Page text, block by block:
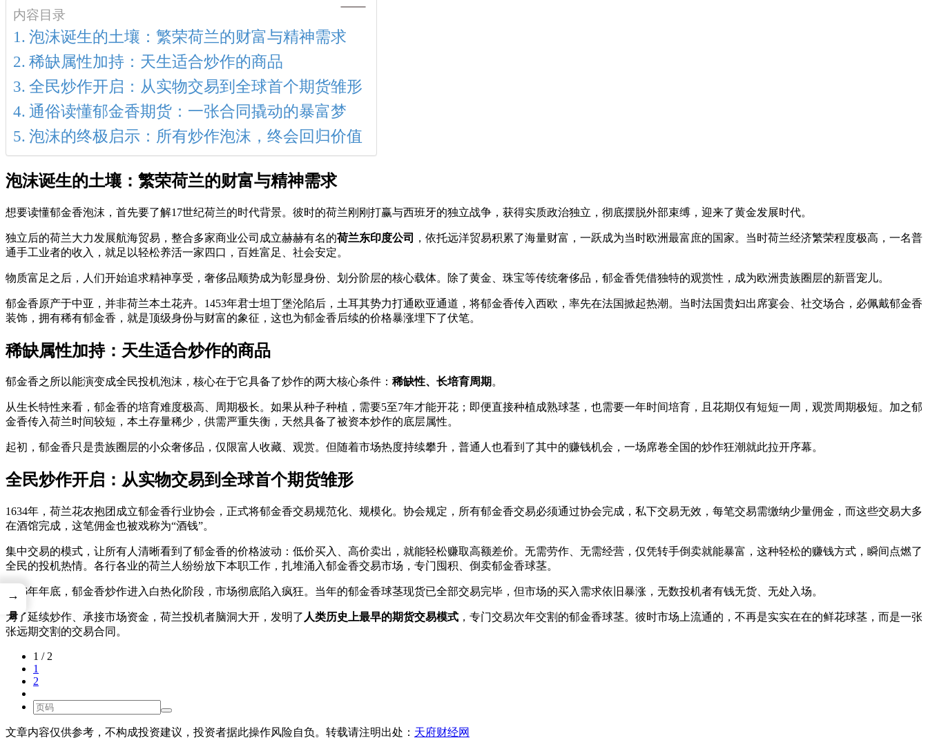
内容目录
泡沫诞生的土壤：繁荣荷兰的财富与精神需求
稀缺属性加持：天生适合炒作的商品
全民炒作开启：从实物交易到全球首个期货雏形
通俗读懂郁金香期货：一张合同撬动的暴富梦
泡沫的终极启示：所有炒作泡沫，终会回归价值
泡沫诞生的土壤：繁荣荷兰的财富与精神需求
想要读懂郁金香泡沫，首先要了解17世纪荷兰的时代背景。彼时的荷兰刚刚打赢与西班牙的独立战争，获得实质政治独立，彻底摆脱外部束缚，迎来了黄金发展时代。
独立后的荷兰大力发展航海贸易，整合多家商业公司成立赫赫有名的荷兰东印度公司
，依托远洋贸易积累了海量财富，一跃成为当时欧洲最富庶的国家。当时荷兰经济繁荣程度极高，一名普
通手工业者的收入，就足以轻松养活一家四口，百姓富足、社会安定。
物质富足之后，人们开始追求精神享受，奢侈品顺势成为彰显身份、划分阶层的核心载体。除了黄金、珠宝等传统奢侈品，郁金香凭借独特的观赏性，成为欧洲贵族圈层的新晋宠儿。
郁金香原产于中亚，并非荷兰本土花卉。1453年君士坦丁堡沦陷后，土耳其势力打通欧亚通道，将郁金香传入西欧，率先在法国掀起热潮。当时法国贵妇出席宴会、社交场合，必佩戴郁金香
装饰，拥有稀有郁金香，就是顶级身份与财富的象征，这也为郁金香后续的价格暴涨埋下了伏笔。
稀缺属性加持：天生适合炒作的商品
郁金香之所以能演变成全民投机泡沫，核心在于它具备了炒作的两大核心条件： 稀缺性、长培育周期。
从生长特性来看，郁金香的培育难度极高、周期极长。如果从种子种植，需要5至7年才能开花；即便直接种植成熟球茎，也需要一年时间培育，且花期仅有短短一周，观赏周期极短。加之郁
金香传入荷兰时间较短，本土存量稀少，供需严重失衡，天然具备了被资本炒作的底层属性。
起初，郁金香只是贵族圈层的小众奢侈品，仅限富人收藏、观赏。但随着市场热度持续攀升，普通人也看到了其中的赚钱机会，一场席卷全国的炒作狂潮就此拉开序幕。
全民炒作开启：从实物交易到全球首个期货雏形
1634年，荷兰花农抱团成立郁金香行业协会，正式将郁金香交易规范化、规模化。协会规定，所有郁金香交易必须通过协会完成，私下交易无效，每笔交易需缴纳少量佣金，而这些交易大多
在酒馆完成，这笔佣金也被戏称为“酒钱”。
集中交易的模式，让所有人清晰看到了郁金香的价格波动：低价买入、高价卖出，就能轻松赚取高额差价。无需劳作、无需经营，仅凭转手倒卖就能暴富，这种轻松的赚钱方式，瞬间点燃了
全民的投机热情。各行各业的荷兰人纷纷放下本职工作，扎堆涌入郁金香交易市场，专门囤积、倒卖郁金香球茎。
1636年年底，郁金香炒作进入白热化阶段，市场彻底陷入疯狂。当年的郁金香球茎现货已全部交易完毕，但市场的买入需求依旧暴涨，无数投机者有钱无货、无处入场。
为了延续炒作、承接市场资金，荷兰投机者脑洞大开，发明了 人类历史上最早的期货交易模式 ，专门交易次年交割的郁金香球茎。彼时市场上流通的，不再是实实在在的鲜花球茎，而是一张
张远期交割的交易合同。
1 / 2
1
2
文章内容仅供参考，不构成投资建议，投资者据此操作风险自负。转载请注明出处： 天府财经网
→